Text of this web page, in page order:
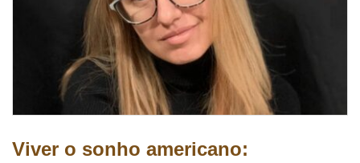
Viver o sonho americano: